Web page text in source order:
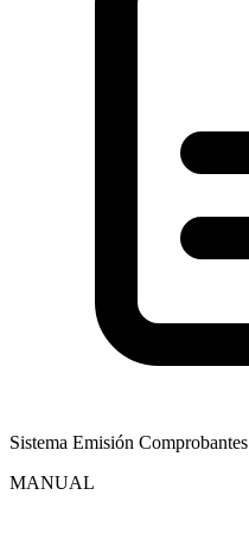
Sistema Emisión Comprobantes
MANUAL